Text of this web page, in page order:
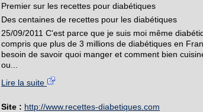
Premier sur les recettes pour diabétiques
Des centaines de recettes pour les diabétiques
25/09/2011 C'est parce que je suis moi même
compris que plus de 3 millions de diabétiques en
besoin de savoir quoi manger et comment bien
ou...
Lire la suite
Site : http://www.recettes-diabetiques.com